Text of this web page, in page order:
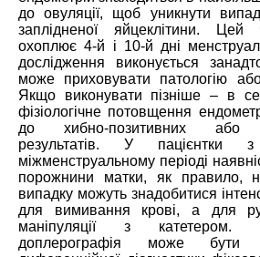
до овуляції, щоб уникнути
заплідненої яйцеклітини. Цей
охоплює 4-й і 10-й дні
дослідження виконується
може приховувати патологію або
Якщо виконувати пізніше – в
фізіологічне потовщення
до хибно-позитивних або
результатів. У пацієнтки
міжменструальному періоді
порожнини матки, як правило,
випадку можуть знадобитися
для вимивання крові, а для
маніпуляції з катетером.
доплерографія може бути